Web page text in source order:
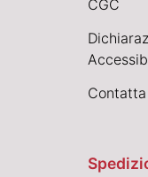
CGC
Contatta